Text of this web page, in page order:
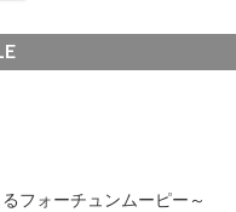
フォーチュンムーピー～